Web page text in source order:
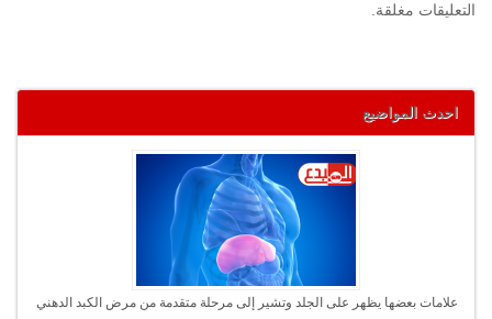
التعليقات مغلقة.
احدث المواضيع
علامات بعضها يظهر على الجلد وتشير إلى مرحلة متقدمة من مرض الكبد الدهني